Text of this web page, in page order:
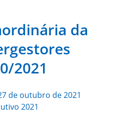
da
2021
de outubro de 2021
2021